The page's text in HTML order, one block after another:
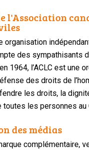
l'Association
organisation
des sympathisants
1964, l’ACLC est une
des droits de
les droits, la
toutes les personnes au
des médias
complémentaire,